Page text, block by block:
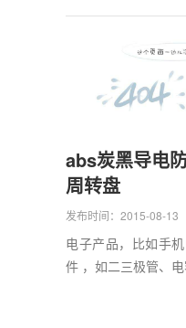
abs炭黑导电
周转盘
发布时间：2015-08-13
电子产品，比如手
件 ，如二三极管、